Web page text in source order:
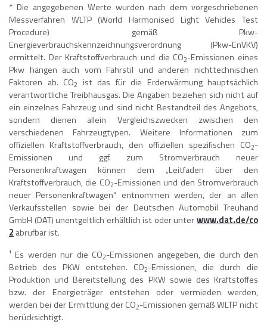
* Die angegebenen Werte wurden nach dem vorgeschriebenen
Messverfahren WLTP (World Harmonised Light Vehicles Test
Procedure) gemäß Pkw-
Energieverbrauchskennzeichnungsverordnung (Pkw-EnVKV)
ermittelt. Der Kraftstoffverbrauch und die CO2-Emissionen eines
Pkw hängen auch vom Fahrstil und anderen nichttechnischen
Faktoren ab. CO2
ist das für die Erderwärmung hauptsächlich
verantwortliche Treibhausgas. Die Angaben beziehen sich nicht auf
ein einzelnes Fahrzeug und sind nicht Bestandteil des Angebots,
sondern dienen allein Vergleichszwecken zwischen den
verschiedenen Fahrzeugtypen. Weitere Informationen zum
offiziellen Kraftstoffverbrauch, den offiziellen spezifischen CO2-
Emissionen und ggf. zum Stromverbrauch neuer
Personenkraftwagen können dem „Leitfaden über den
Kraftstoffverbrauch, die CO2-Emissionen und den Stromverbrauch
neuer Personenkraftwagen“ entnommen werden, der an allen
Verkaufsstellen sowie bei der Deutschen Automobil Treuhand
GmbH (DAT) unentgeltlich erhältlich ist oder unterwww.dat.de/co
2 abrufbar ist.
¹ Es werden nur die CO2-Emissionen angegeben, die durch den
Betrieb des PKW entstehen. CO2-Emissionen, die durch die
Produktion und Bereitstellung des PKW sowie des Kraftstoffes
bzw. der Energieträger entstehen oder vermieden werden,
werden bei der Ermittlung der CO2-Emissionen gemäß WLTP nicht
berücksichtigt.